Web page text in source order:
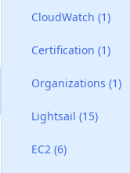
CloudWatch(1)
Certification(1)
Organizations(1)
Lightsail(15)
EC2(6)